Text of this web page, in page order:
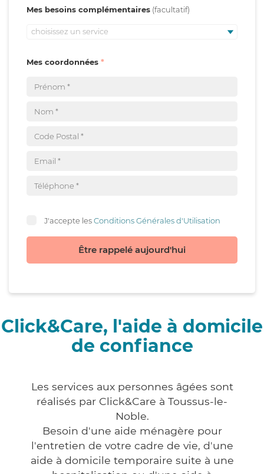
Mes besoins complémentaires
choisissez un service
Mes coordonnées
J'accepte lesConditions Générales d'Utilisation
Être rappelé aujourd'hui
Click&Care, l'aide à domicile
de confiance
Les services aux personnes âgées sont
réalisés par Click&Care à Toussus-le-
Noble.
Besoin d'une aide ménagère pour
l'entretien de votre cadre de vie, d'une
aide à domicile temporaire suite à une